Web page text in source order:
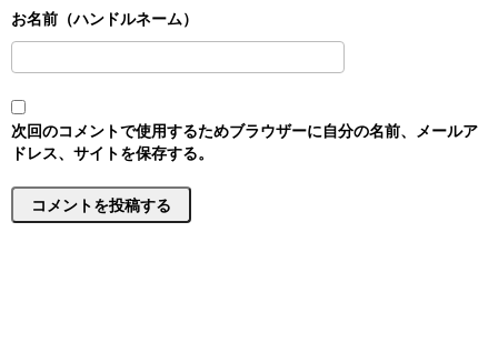
次回のコメントで使用するためブラウザーに自分の名前、メールア
ドレス、サイトを保存する。